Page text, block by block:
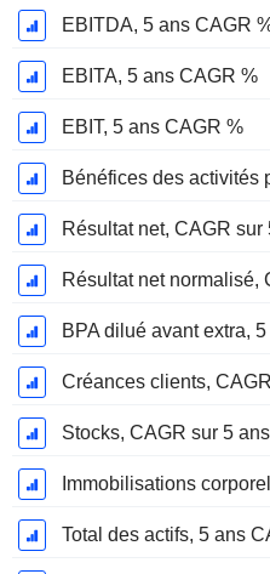
EBITDA, 5 ans CAGR
EBITA, 5 ans CAGR %
EBIT, 5 ans CAGR %
Résultat net, CAGR sur
Résultat net normalisé,
BPA dilué avant extra,
Créances clients,
Stocks, CAGR sur 5 ans
Total des actifs, 5 ans